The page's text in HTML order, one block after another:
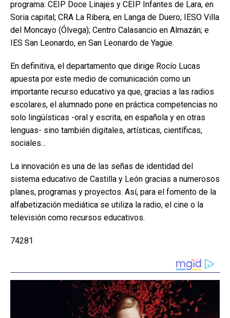
programa: CEIP Doce Linajes y CEIP Infantes de Lara, en
Soria capital; CRA La Ribera, en Langa de Duero; IESO Villa
del Moncayo (Ólvega); Centro Calasancio en Almazán; e
IES San Leonardo, en San Leonardo de Yagüe.
En definitiva, el departamento que dirige Rocío Lucas
apuesta por este medio de comunicación como un
importante recurso educativo ya que, gracias a las radios
escolares, el alumnado pone en práctica competencias no
solo lingüísticas -oral y escrita, en española y en otras
lenguas- sino también digitales, artísticas, científicas,
sociales…
La innovación es una de las señas de identidad del
sistema educativo de Castilla y León gracias a numerosos
planes, programas y proyectos. Así, para el fomento de la
alfabetización mediática se utiliza la radio, el cine o la
televisión como recursos educativos.
74281